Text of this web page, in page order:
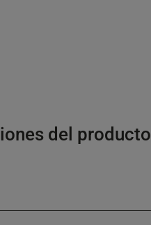
del producto